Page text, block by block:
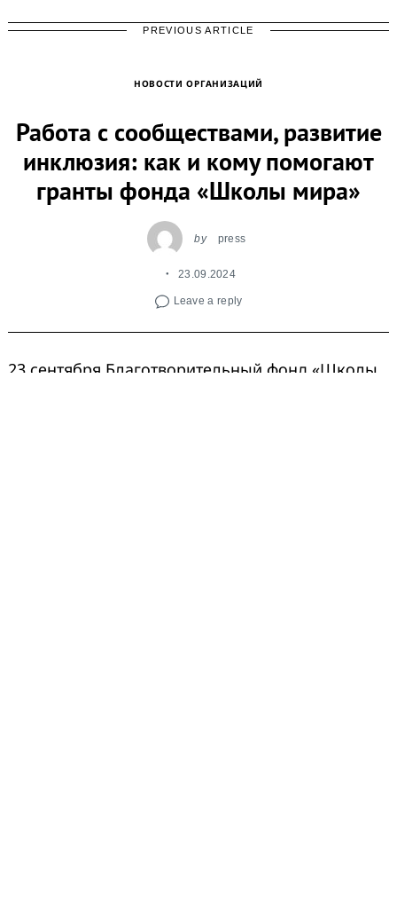
PREVIOUS ARTICLE
НОВОСТИ ОРГАНИЗАЦИЙ
Работа с сообществами, развитие
инклюзия: как и кому помогают
гранты фонда «Школы мира»
by press
23.09.2024
Leave a reply
23 сентября Благотворительный фонд «Школы